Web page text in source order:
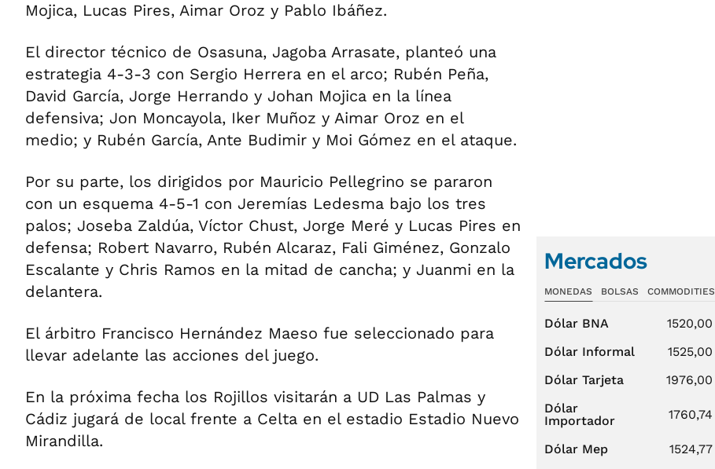
Mojica, Lucas Pires, Aimar Oroz y Pablo Ibáñez.
El director técnico de Osasuna, Jagoba Arrasate, planteó una
estrategia 4-3-3 con Sergio Herrera en el arco; Rubén Peña,
David García, Jorge Herrando y Johan Mojica en la línea
defensiva; Jon Moncayola, Iker Muñoz y Aimar Oroz en el
medio; y Rubén García, Ante Budimir y Moi Gómez en el ataque.
Por su parte, los dirigidos por Mauricio Pellegrino se pararon
con un esquema 4-5-1 con Jeremías Ledesma bajo los tres
palos; Joseba Zaldúa, Víctor Chust, Jorge Meré y Lucas Pires en
defensa; Robert Navarro, Rubén Alcaraz, Fali Giménez, Gonzalo
Escalante y Chris Ramos en la mitad de cancha; y Juanmi en la
delantera.
El árbitro Francisco Hernández Maeso fue seleccionado para
llevar adelante las acciones del juego.
En la próxima fecha los Rojillos visitarán a UD Las Palmas y
Cádiz jugará de local frente a Celta en el estadio Estadio Nuevo
Mirandilla.
Mercados
MONEDAS BOLSAS COMMODITIES
Dólar BNA 1520,00
Dólar Informal
1525,00
Dólar Tarjeta
1976,00
Dólar
Importador
1760,74
Dólar Mep 1524,77